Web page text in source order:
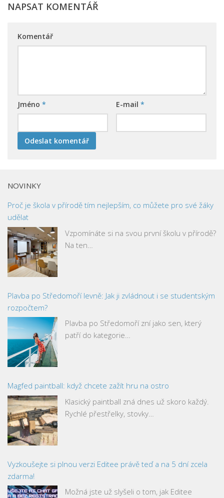
NAPSAT KOMENTÁŘ
Komentář
Jméno * E-mail *
NOVINKY
Proč je škola v přírodě tím nejlepším, co můžete pro své žáky
udělat
Vzpomínáte si na svou první školu v přírodě?
Na ten…
Plavba po Středomoří levně: Jak ji zvládnout i se studentským
rozpočtem?
Plavba po Středomoří zní jako sen, který
patří do kategorie…
Magfed paintball: když chcete zažít hru na ostro
Klasický paintball zná dnes už skoro každý.
Rychlé přestřelky, stovky…
Vyzkoušejte si plnou verzi Editee právě teď a na 5 dní zcela
zdarma!
Možná jste už slyšeli o tom, jak Editee